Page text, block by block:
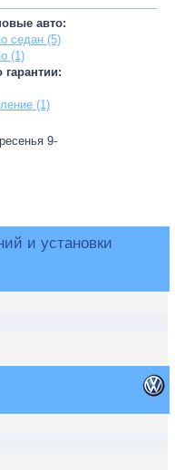
авто:
седан (5)
(1)
(1)
9-
и установки